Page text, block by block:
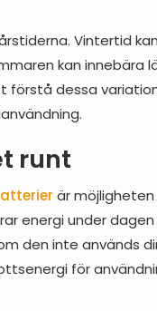
Vintertid
kan innebära
förstå dessa
runt
är
energi under
den inte används
för